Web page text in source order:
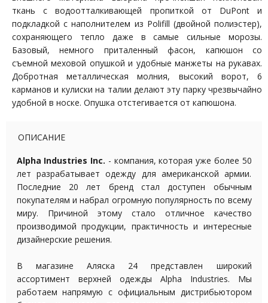
ткань с водоотталкивающей пропиткой от DuPont и
подкладкой с наполнителем из Polifill (двойной полиэстер),
сохраняющего тепло даже в самые сильные морозы.
Базовый, немного приталенный фасон, капюшон со
съемной меховой опушкой и удобные манжеты на рукавах.
Добротная металлическая молния, высокий ворот, 6
карманов и кулиски на талии делают эту парку чрезвычайно
удобной в носке. Опушка отстегивается от капюшона.
ОПИСАНИЕ
Alpha Industries Inc. - компания, которая уже более 50
лет разрабатывает одежду для американской армии.
Последние 20 лет бренд стал доступен обычным
покупателям и набрал огромную популярность по всему
миру. Причиной этому стало отличное качество
производимой продукции, практичность и интересные
дизайнерские решения.
В магазине Аляска 24 представлен широкий
ассортимент верхней одежды Alpha Industries. Мы
работаем напрямую с официальным дистрибьютором